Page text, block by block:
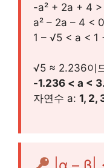
-a² + 2a + 4
a² – 2a – 4 < 0
1 – √5 < a < 1
√5 ≈ 2.236이
-1.236 < a <
자연수 a: 1, 2,